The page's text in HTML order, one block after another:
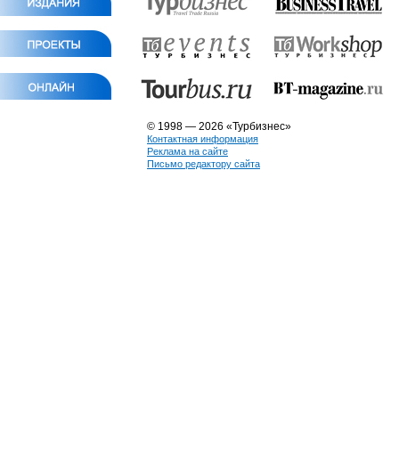
© 1998 — 2026 «Турбизнес»
Контактная информация
Реклама на сайте
Письмо редактору сайта